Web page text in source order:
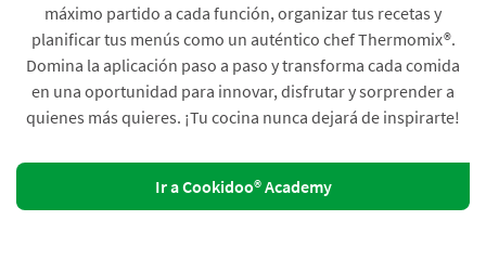
máximo partido a cada función, organizar tus recetas y
planificar tus menús como un auténtico chef Thermomix®.
Domina la aplicación paso a paso y transforma cada comida
en una oportunidad para innovar, disfrutar y sorprender a
quienes más quieres. ¡Tu cocina nunca dejará de inspirarte!
Ir a Cookidoo® Academy